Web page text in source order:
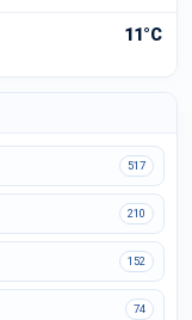
11°C
517
210
152
74